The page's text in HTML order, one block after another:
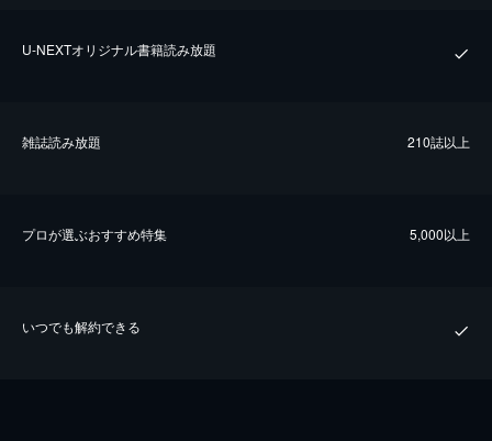
U-NEXTオリジナル書籍読み放題
雑誌読み放題 210誌以上
プロが選ぶおすすめ特集 5,000以上
いつでも解約できる